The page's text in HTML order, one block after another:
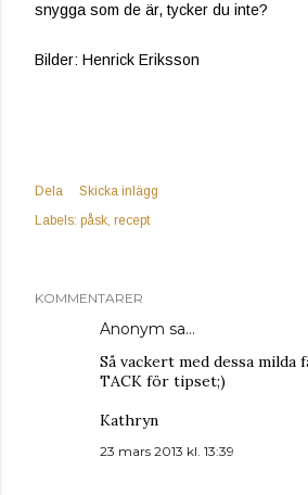
snygga som de är, tycker du inte?
Bilder: Henrick Eriksson
Dela
Skicka inlägg
Labels: påsk recept
KOMMENTARER
Anonym sa…
Så vackert med dessa milda
TACK för tipset;)
Kathryn
23 mars 2013 kl. 13:39